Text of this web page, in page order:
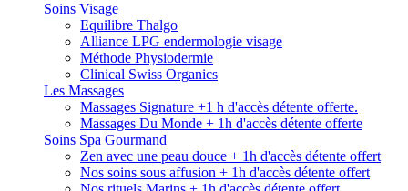
Soins Visage
Equilibre Thalgo
Alliance LPG endermologie visage
Méthode Physiodermie
Clinical Swiss Organics
Les Massages
Massages Signature +1 h d'accès détente offerte.
Massages Du Monde + 1h d'accès détente offerte
Soins Spa Gourmand
Zen avec une peau douce + 1h d'accès détente offert
Nos soins sous affusion + 1h d'accès détente offert